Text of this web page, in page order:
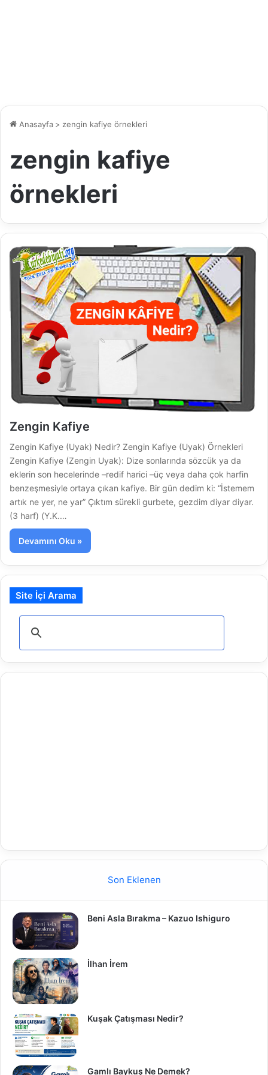
Anasayfa > zengin kafiye örnekleri
zengin kafiye
örnekleri
Zengin Kafiye
Zengin Kafiye (Uyak) Nedir? Zengin Kafiye (Uyak) Örnekleri
Zengin Kafiye (Zengin Uyak): Dize sonlarında sözcük ya da
eklerin son hecelerinde –redif harici –üç veya daha çok harfin
benzeşmesiyle ortaya çıkan kafiye. Bir gün dedim ki: “İstemem
artık ne yer, ne yar” Çıktım sürekli gurbete, gezdim diyar diyar.
(3 harf) (Y.K.…
Devamını Oku »
Site İçi Arama
Son Eklenen
Beni Asla Bırakma – Kazuo Ishiguro
İlhan İrem
Kuşak Çatışması Nedir?
Gamlı Baykuş Ne Demek?